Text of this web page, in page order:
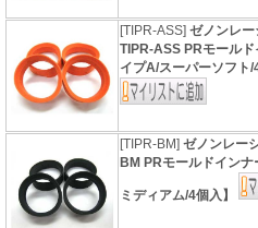
[TIPR-ASS]ゼノンレ
TIPR-ASS PRモールド
イプA/スーパーソフト/
[TIPR-BM]ゼノンレー
BM PRモールドイン
ミディアム/4個入】